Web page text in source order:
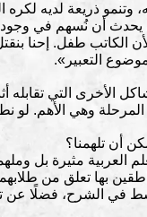
وتنمو ذريعة لديه
أن نُسهم في وجود
الكاتب طفل. إحنا
التعبير».
الأخرى التي تقابله
المرحلة وهي الأهم.
أن تلهمنا؟
العربية مثيرة بل
بها تعلق من
في الشرح، فضلًا عن